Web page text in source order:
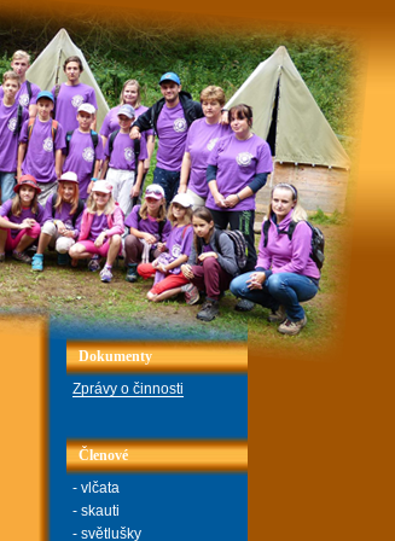
Dokumenty
Zprávy o činnosti
Členové
- vlčata
- skauti
- světlušky